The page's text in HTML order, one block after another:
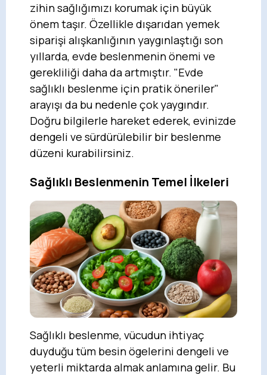
zihin sağlığımızı korumak için büyük
önem taşır. Özellikle dışarıdan yemek
siparişi alışkanlığının yaygınlaştığı son
yıllarda, evde beslenmenin önemi ve
gerekliliği daha da artmıştır. "Evde
sağlıklı beslenme için pratik öneriler"
arayışı da bu nedenle çok yaygındır.
Doğru bilgilerle hareket ederek, evinizde
dengeli ve sürdürülebilir bir beslenme
düzeni kurabilirsiniz.
Sağlıklı Beslenmenin Temel İlkeleri
Sağlıklı beslenme, vücudun ihtiyaç
duyduğu tüm besin ögelerini dengeli ve
yeterli miktarda almak anlamına gelir. Bu